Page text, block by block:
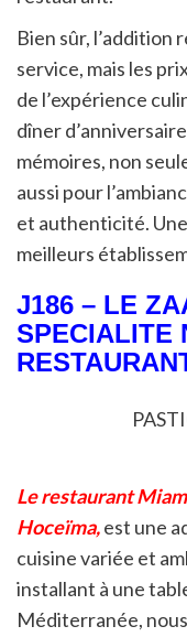
Bien sûr, l’addition
service, mais les
de l’expérience
dîner
mémoires, non
aussi pour
et authenticité.
meilleurs
J186 – LE
SPECIALITE
Le restaurant
Hoceïma,est une
cuisine variée et
installant à une
Méditerranée,